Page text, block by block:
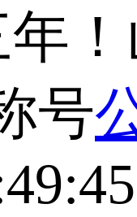
号